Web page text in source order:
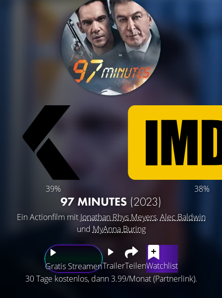
39% 38%
97 MINUTES (2023)
Ein Actionfilm mit Jonathan Rhys Meyers,Alec Baldwin
und MyAnna Buring
Gratis StreamenTrailerTeilenWatchlist
30 Tage kostenlos, dann 3.99/Monat (Partnerlink).